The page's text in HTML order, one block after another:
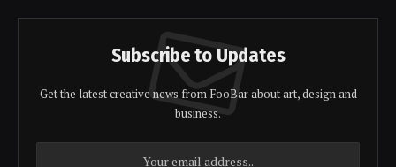
Subscribe to Updates
Get the latest creative news from FooBar about art, design and
business.